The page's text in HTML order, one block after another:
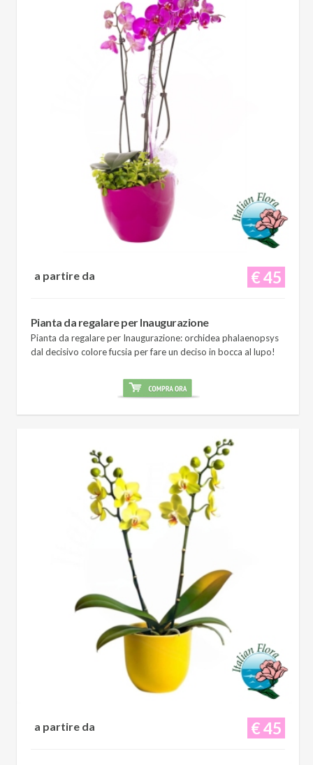
€ 45
a partire da
Pianta da regalare per Inaugurazione
Pianta da regalare per Inaugurazione: orchidea phalaenopsys
dal decisivo colore fucsia per fare un deciso in bocca al lupo!
€ 45
a partire da